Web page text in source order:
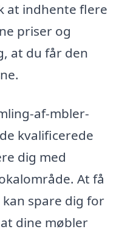
at indhente flere
priser og
at du får den
af-mbler-
kvalificerede
dig med
At få
spare dig for
dine møbler